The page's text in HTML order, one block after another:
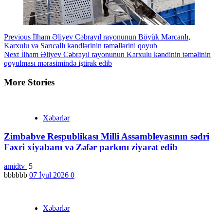
Continue
Reading
Previous İlham Əliyev Cəbrayıl rayonunun Böyük Mərcanlı,
Karxulu və Sarıcallı kəndlərinin təməllərini qoyub
Next İlham Əliyev Cəbrayıl rayonunun Karxulu kəndinin təməlinin
qoyulması mərasimində iştirak edib
More Stories
Xəbərlər
Zimbabve Respublikası Milli Assambleyasının sədri
Fəxri xiyabanı və Zəfər parkını ziyarət edib
amidtv 5
bbbbbb 07 İyul 2026 0
Xəbərlər